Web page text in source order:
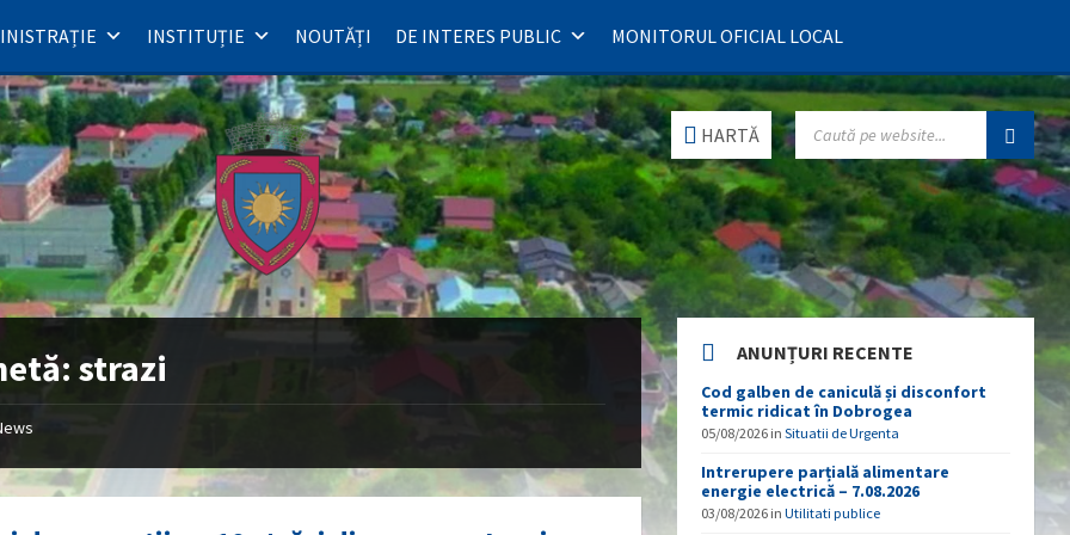
INSTITUȚIE NOUTĂȚI DE INTERES PUBLIC MONITORUL OFICIAL LOCAL
HARTĂ
SEARCH:
strazi ANUNȚURI RECENTE
Cod galben de caniculă și disconfort
termic ridicat în Dobrogea
05/08/2026 inSituatii de Urgenta
Intrerupere parțială alimentare
energie electrică – 7.08.2026
03/08/2026 inUtilitati publice